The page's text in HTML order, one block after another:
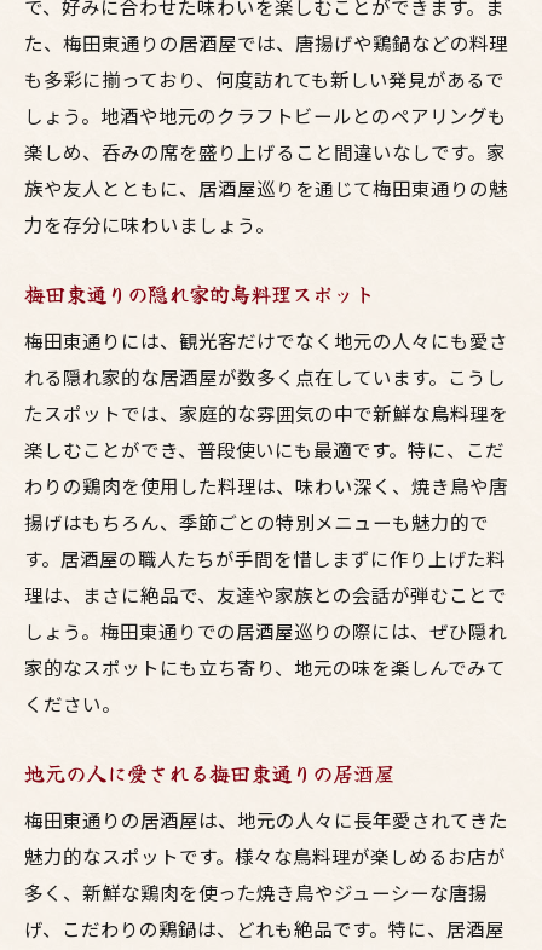
通り
家族の絆を深める梅田東通りの鳥料理
梅田東通りで家族と過ごす楽しいひととき
梅田東通りで出会う絶品鳥料理料理に合う地酒
も豊富
地酒と共に味わう梅田東通りの鳥料理
梅田東通りで堪能する鶏料理と地酒のハー
モニー
地酒が豊富な梅田東通りの居酒屋特集
酒好きに贈る梅田東通りのおすすめセレク
ション
梅田東通りの鳥料理を彩るお酒の数々
梅田東通りで堪能する新鮮な鶏料理と呑みの贅
沢な夜
新鮮な鶏料理を楽しむ梅田東通りの夜
贅沢なひとときを過ごす居酒屋選びのポイ
特別な夜を彩る梅田東通りの居酒屋
料理とお酒で贅沢な時間を過ごす梅田東通
り
梅田東通りで堪能する至福の呑みのひとと
き
で、好みに合わせた味わいを楽しむことができます。ま
た、梅田東通りの居酒屋では、唐揚げや鶏鍋などの料理
も多彩に揃っており、何度訪れても新しい発見があるで
しょう。地酒や地元のクラフトビールとのペアリングも
楽しめ、呑みの席を盛り上げること間違いなしです。家
族や友人とともに、居酒屋巡りを通じて梅田東通りの魅
力を存分に味わいましょう。
梅田東通りの隠れ家的鳥料理スポット
梅田東通りには、観光客だけでなく地元の人々にも愛さ
れる隠れ家的な居酒屋が数多く点在しています。こうし
たスポットでは、家庭的な雰囲気の中で新鮮な鳥料理を
楽しむことができ、普段使いにも最適です。特に、こだ
わりの鶏肉を使用した料理は、味わい深く、焼き鳥や唐
揚げはもちろん、季節ごとの特別メニューも魅力的で
す。居酒屋の職人たちが手間を惜しまずに作り上げた料
理は、まさに絶品で、友達や家族との会話が弾むことで
しょう。梅田東通りでの居酒屋巡りの際には、ぜひ隠れ
家的なスポットにも立ち寄り、地元の味を楽しんでみて
ください。
地元の人に愛される梅田東通りの居酒屋
梅田東通りの居酒屋は、地元の人々に長年愛されてきた
魅力的なスポットです。様々な鳥料理が楽しめるお店が
多く、新鮮な鶏肉を使った焼き鳥やジューシーな唐揚
げ、こだわりの鶏鍋は、どれも絶品です。特に、居酒屋